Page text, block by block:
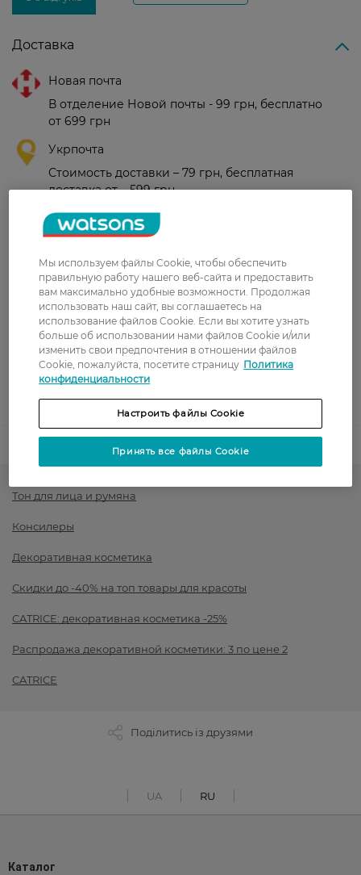
Доставка
Новая почта
В отделение Новой почты - 99 грн, бесплатно
от 699 грн
Укрпочта
Стоимость доставки – 79 грн, бесплатная
доставка от – 599 грн
Забрать сегодня в магазине Watsons
Стоимость доставки – 0 грн
Показать больше
Оплата
Оплата картой
Послеоплата
Показать больше
Тон для лица и румяна
Консилеры
Декоративная косметика
Скидки до -40% на топ товары для красоты
CATRICE: декоративная косметика -25%
Распродажа декоративной косметики: 3 по цене 2
CATRICE
Поділитись із друзями
UA RU
Каталог
Мы используем файлы Cookie, чтобы обеспечить
правильную работу нашего веб-сайта и предоставить
вам максимально удобные возможности. Продолжая
использовать наш сайт, вы соглашаетесь на
использование файлов Cookie. Если вы хотите узнать
больше об использовании нами файлов Cookie и/или
изменить свои предпочтения в отношении файлов
Cookie, пожалуйста, посетите страницу Политика
конфиденциальности
Настроить файлы Cookie
Принять все файлы Cookie